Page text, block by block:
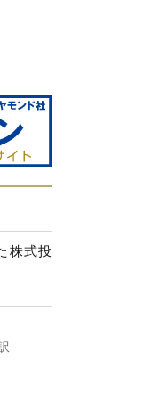
株式投